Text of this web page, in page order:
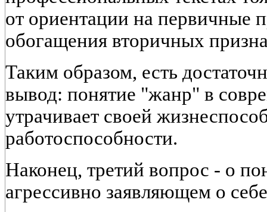
от ориентации на первичные
обогащения вторичных
Таким образом, есть
вывод: понятие "жанр" в
утрачивает своей
работоспособности.
Наконец, третий вопрос - о
агрессивно заявляющем о